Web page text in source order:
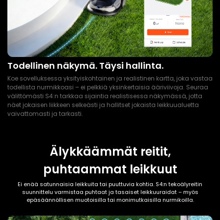
Todellinen näkymä. Täysi hallinta.
Koe sovelluksessa yksityiskohtainen ja realistinen kartta, joka vastaa
todellista nurmikkoasi – ei pelkkiä yksinkertaisia ääriviivoja. Seuraa
välittömästi S4:n tarkkaa sijaintia realistisessa näkymässä, jotta
näet jokaisen liikkeen selkeästi ja hallitset jokaista leikkuualuetta
vaivattomasti ja tarkasti.
Älykkäämmät reitit,
puhtaammat leikkuut
Ei enää satunnaisia leikkuita tai puuttuvia kohtia. S4:n tekoälyreitin
suunnittelu varmistaa puhtaat ja tasaiset leikkuuraidat – myös
epäsäännöllisen muotoisilla tai monimutkaisilla nurmikoilla.